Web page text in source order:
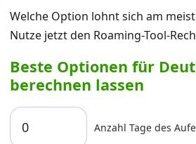
Welche Option lohnt sich am
Nutze jetzt den Roaming-Tool-
Beste Optionen für
berechnen lassen
Anzahl Tage des